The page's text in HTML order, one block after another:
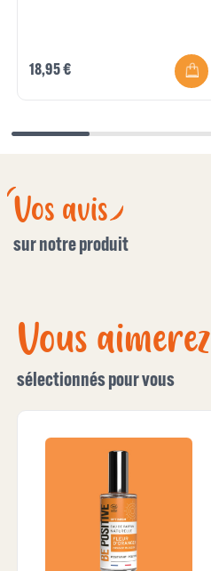
18,95 €
Vos avis
sur notre produit
Vous aimerez
sélectionnés pour vous